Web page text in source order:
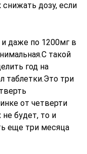
снижать дозу, если
даже по 1200мг в
такой
год на
таблетки.Это три
от четверти
будет, то и
еще три месяца